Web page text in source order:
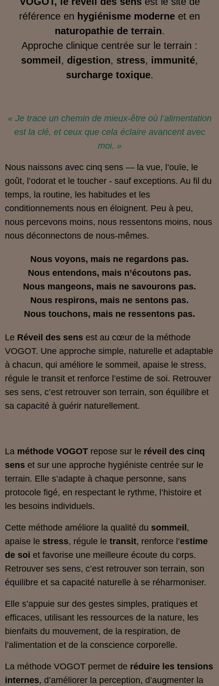
référence en hygiénisme moderne et en
naturopathie de terrain.
Approche clinique centrée sur le terrain :
sommeil , digestion, stress, immunité,
surcharge toxique.
« Je trace un chemin de mieux‑être où l’alimentation
est la clé, et ceux que cela éclaire avancent avec
moi. »
Nous naissons avec cinq sens — la vue, l’ouïe, le
goût, l’odorat et le toucher - sauf exceptions. Au fil du
temps, la routine, les habitudes et les
conditionnements nous en éloignent. Peu à peu,
nous percevons moins, nous ressentons moins, nous
nous déconnectons de nous‑mêmes.
Nous voyons, mais ne regardons pas.
Nous entendons, mais n’écoutons pas.
Nous mangeons, mais ne savourons pas.
Nous respirons, mais ne sentons pas.
Nous touchons, mais ne ressentons pas.
Le Réveil des sens est au cœur de la méthode
VOGOT. Une approche simple, naturelle et adaptable
à chacun, qui améliore le sommeil, apaise le stress,
régule le transit et renforce l’estime de soi. Retrouver
ses sens, c’est retrouver son terrain, son équilibre et
sa capacité à guérir naturellement.
La méthode VOGOT repose sur le réveil des cinq
sens et sur une approche hygiéniste centrée sur le
terrain. Elle s’adapte à chaque personne, sans
protocole figé, en respectant le rythme, l’histoire et
les besoins individuels.
Cette méthode améliore la qualité du sommeil ,
apaise le stress, régule le transit, renforce l’estime
de soi et favorise une meilleure écoute du corps.
Retrouver ses sens, c’est retrouver son terrain, son
équilibre et sa capacité naturelle à se réharmoniser.
Elle s’appuie sur des gestes simples, pratiques et
efficaces, utilisant les ressources de la nature, les
bienfaits du mouvement, de la respiration, de
l’alimentation et de la conscience corporelle.
La méthode VOGOT permet de réduire les tensions
internes, d’améliorer la perception, d’augmenter la